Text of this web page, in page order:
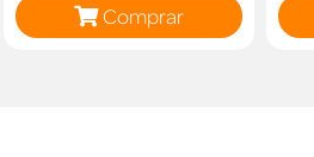
Comprar